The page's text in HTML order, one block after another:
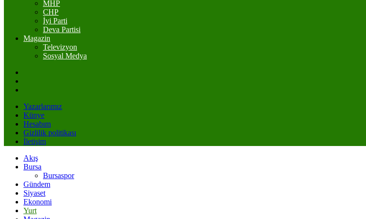
MHP
CHP
İyi Parti
Deva Partisi
Magazin
Televizyon
Sosyal Medya
Yazarlarımız
Künye
Hesabım
Gizlilik politikası
İletişim
Akış
Bursa
Bursaspor
Gündem
Siyaset
Ekonomi
Yurt